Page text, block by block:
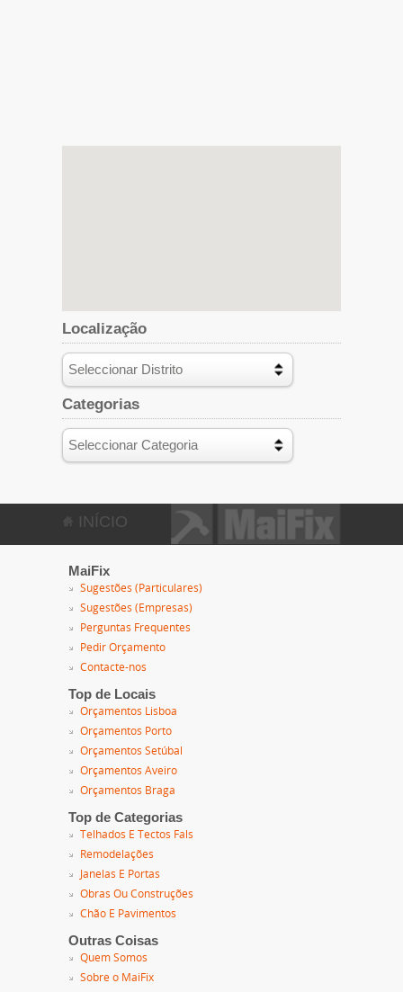
Localização
Categorias
INÍCIO
MaiFix
Sugestões (Particulares)
Sugestões (Empresas)
Perguntas Frequentes
Pedir Orçamento
Contacte-nos
Top de Locais
Orçamentos Lisboa
Orçamentos Porto
Orçamentos Setúbal
Orçamentos Aveiro
Orçamentos Braga
Top de Categorias
Telhados E Tectos Fals
Remodelações
Janelas E Portas
Obras Ou Construções
Chão E Pavimentos
Outras Coisas
Quem Somos
Sobre o MaiFix